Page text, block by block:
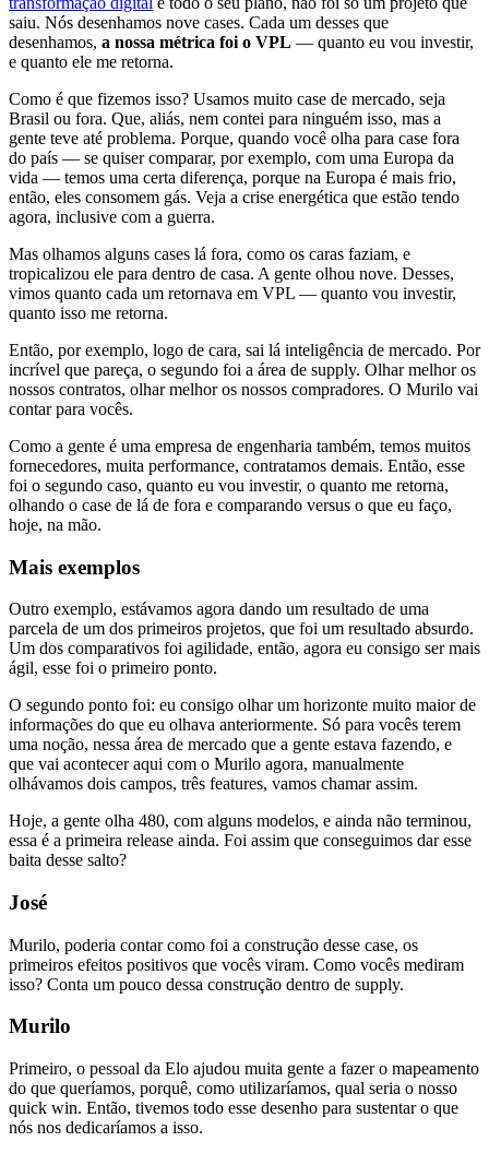
saiu. Nós desenhamos nove cases. Cada um desses que
desenhamos, a nossa métrica foi o VPL — quanto eu vou investir,
e quanto ele me retorna.
Como é que fizemos isso? Usamos muito case de mercado, seja
Brasil ou fora. Que, aliás, nem contei para ninguém isso, mas a
gente teve até problema. Porque, quando você olha para case fora
do país — se quiser comparar, por exemplo, com uma Europa da
vida — temos uma certa diferença, porque na Europa é mais frio,
então, eles consomem gás. Veja a crise energética que estão tendo
agora, inclusive com a guerra.
Mas olhamos alguns cases lá fora, como os caras faziam, e
tropicalizou ele para dentro de casa. A gente olhou nove. Desses,
vimos quanto cada um retornava em VPL — quanto vou investir,
quanto isso me retorna.
Então, por exemplo, logo de cara, sai lá inteligência de mercado. Por
incrível que pareça, o segundo foi a área de supply. Olhar melhor os
nossos contratos, olhar melhor os nossos compradores. O Murilo vai
contar para vocês.
Como a gente é uma empresa de engenharia também, temos muitos
fornecedores, muita performance, contratamos demais. Então, esse
foi o segundo caso, quanto eu vou investir, o quanto me retorna,
olhando o case de lá de fora e comparando versus o que eu faço,
hoje, na mão.
Mais exemplos
Outro exemplo, estávamos agora dando um resultado de uma
parcela de um dos primeiros projetos, que foi um resultado absurdo.
Um dos comparativos foi agilidade, então, agora eu consigo ser mais
ágil, esse foi o primeiro ponto.
O segundo ponto foi: eu consigo olhar um horizonte muito maior de
informações do que eu olhava anteriormente. Só para vocês terem
uma noção, nessa área de mercado que a gente estava fazendo, e
que vai acontecer aqui com o Murilo agora, manualmente
olhávamos dois campos, três features, vamos chamar assim.
Hoje, a gente olha 480, com alguns modelos, e ainda não terminou,
essa é a primeira release ainda. Foi assim que conseguimos dar esse
baita desse salto?
José
Murilo, poderia contar como foi a construção desse case, os
primeiros efeitos positivos que vocês viram. Como vocês mediram
isso? Conta um pouco dessa construção dentro de supply.
Murilo
Primeiro, o pessoal da Elo ajudou muita gente a fazer o mapeamento
do que queríamos, porquê, como utilizaríamos, qual seria o nosso
quick win. Então, tivemos todo esse desenho para sustentar o que
nós nos dedicaríamos a isso.